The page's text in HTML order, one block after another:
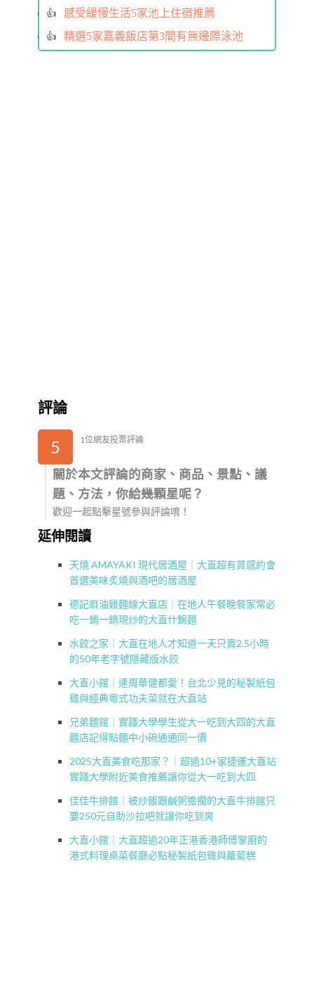
感受緩慢生活5家池上住宿推薦
精選5家嘉義飯店第3間有無邊際泳池
評論
5 1位網友投票評論
關於本文評論的商家、商品、景點、議
題、方法，你給幾顆星呢？
歡迎一起點擊星號參與評論唷！
延伸閱讀
天燒 AMAYAKI 現代居酒屋｜大直超有質感約會
首選美味炙燒與酒吧的居酒屋
德記麻油雞麵線大直店｜在地人午餐晚餐家常必
吃一鍋一鍋現炒的大直什錦麵
水餃之家｜大直在地人才知道一天只賣2.5小時
的50年老字號隱藏版水餃
大直小館｜連周華健都愛！台北少見的秘製紙包
雞與經典粵式功夫菜就在大直站
兄弟麵館｜實踐大學學生從大一吃到大四的大直
麵店記得點麵中小碗通通同一價
2025大直美食吃那家？｜超過10+家捷運大直站
實踐大學附近美食推薦讓你從大一吃到大四
佳佳牛排館｜被炒飯跟鹹粥擔擱的大直牛排館只
要250元自助沙拉吧就讓你吃到爽
大直小館｜大直超過20年正港香港師傅掌廚的
港式料理桌菜餐廳必點秘製紙包雞與蘿蔔糕